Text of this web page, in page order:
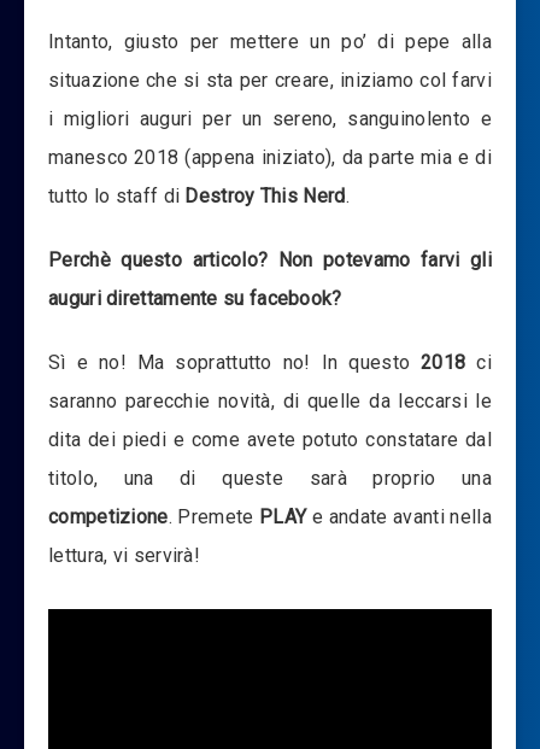
Intanto, giusto per mettere un po’ di pepe alla
situazione che si sta per creare, iniziamo col farvi
i migliori auguri per un sereno, sanguinolento e
manesco 2018 (appena iniziato), da parte mia e di
tutto lo staff di Destroy This Nerd.
Perchè questo articolo? Non potevamo farvi gli
auguri direttamente su facebook?
Sì e no! Ma soprattutto no! In questo2018 ci
saranno parecchie novità, di quelle da leccarsi le
dita dei piedi e come avete potuto constatare dal
titolo, una di queste sarà proprio una
competizione. Premete PLAYe andate avanti nella
lettura, vi servirà!